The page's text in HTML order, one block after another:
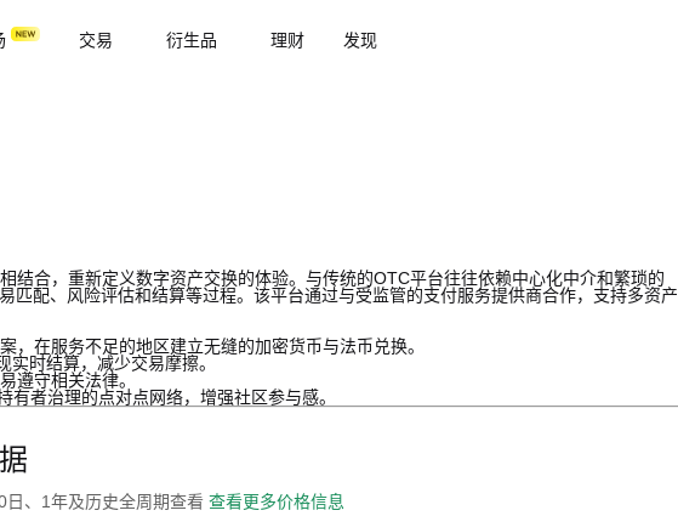
交易 衍生品 理财 发现
结合，重新定义数字资产交换的体验。与传统的OTC平台往往依赖中心化中介和繁琐的
匹配、风险评估和结算等过程。该平台通过与受监管的支付服务提供商合作，支持多资产
，在服务不足的地区建立无缝的加密货币与法币兑换。
时结算，减少交易摩擦。
遵守相关法律。
有者治理的点对点网络，增强社区参与感。
、1年及历史全周期查看 查看更多价格信息